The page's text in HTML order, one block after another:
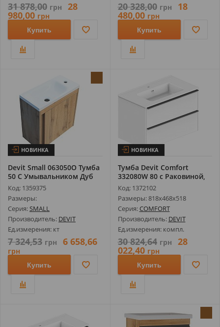
31 878,00 грн 28
980,00 грн
Купить
20 328,00 грн 18
480,00 грн
Купить
НОВИНКА
Devit Small 063050O Тумба
50 С Умывальником Дуб
Код: 1359375
Размеры:
Серия:SMALL
Производитель: DEVIT
Ед.измерения: кт
7 324,53 грн 6 658,66
грн
Купить
НОВИНКА
Тумба Devit Comfort
332080W 80 с Раковиной,
Белая 81...
Код: 1372102
Размеры: 818х468х518
Серия: COMFORT
Производитель: DEVIT
Ед.измерения: компл.
30 824,64 грн 28
022,40 грн
Купить